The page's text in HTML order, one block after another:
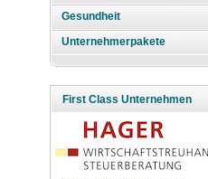
Gesundheit
Unternehmerpakete
First Class Unternehmen